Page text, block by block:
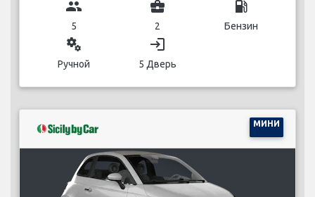
group
5
business_center
2
local_gas_station
Бензин
miscellaneous_services
Ручной
login
5 Дверь
МИНИ